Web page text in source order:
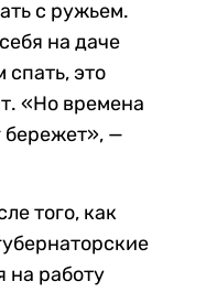
с ружьем.
на даче
это
«Но времена
бережет», —
того, как
на работу